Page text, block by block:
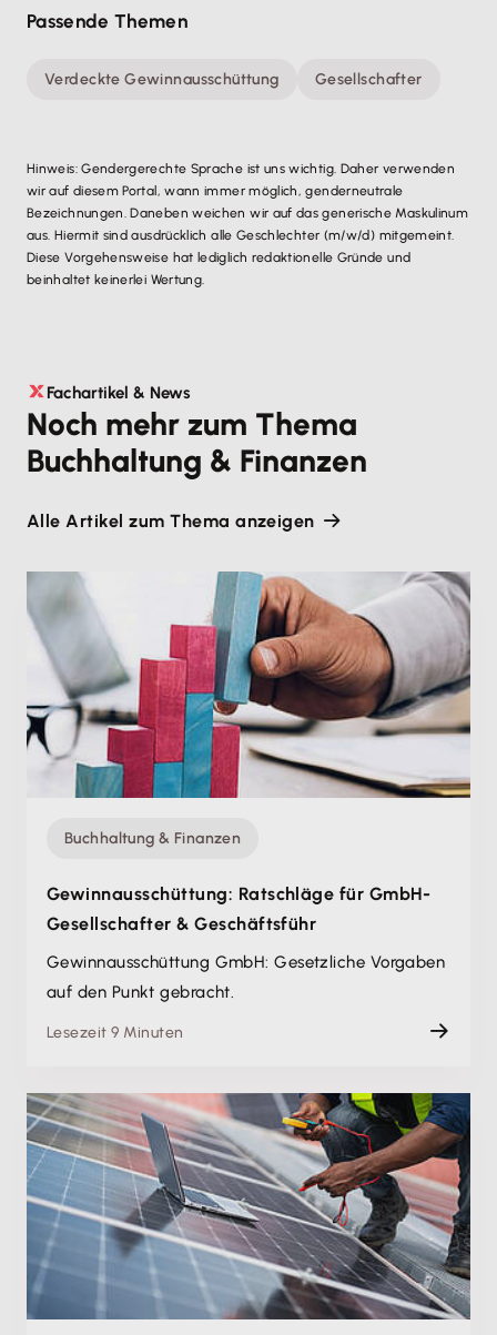
Passende Themen
Verdeckte Gewinnausschüttung Gesellschafter
Hinweis: Gendergerechte Sprache ist uns wichtig. Daher verwenden
wir auf diesem Portal, wann immer möglich, genderneutrale
Bezeichnungen. Daneben weichen wir auf das generische Maskulinum
aus. Hiermit sind ausdrücklich alle Geschlechter (m/w/d) mitgemeint.
Diese Vorgehensweise hat lediglich redaktionelle Gründe und
beinhaltet keinerlei Wertung.
Fachartikel & News
Noch mehr zum Thema
Buchhaltung & Finanzen
Alle Artikel zum Thema anzeigen
Buchhaltung & Finanzen
Gewinnausschüttung: Ratschläge für GmbH-
Gesellschafter & Geschäftsführ
Gewinnausschüttung GmbH: Gesetzliche Vorgaben
auf den Punkt gebracht.
Lesezeit 9 Minuten